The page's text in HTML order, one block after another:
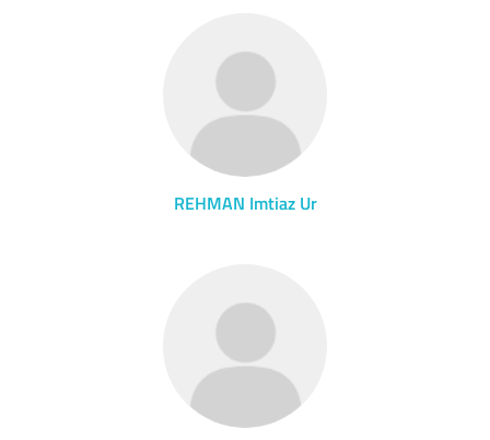
REHMAN Imtiaz Ur